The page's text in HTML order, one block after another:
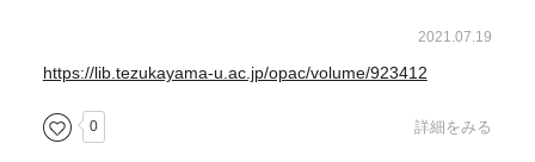
「愛護」温かな心遣いの言葉をかける事
「同時」相手に好感し、寄り添う事
2021.07.19
https://lib.tezukayama-u.ac.jp/opac/volume/923412
0 詳細をみる